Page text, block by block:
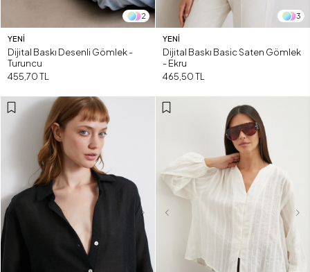
2
YENI
Dijital Baskı Desenli Gömlek -
Turuncu
455,70 TL
3
YENI
Dijital Baskı Basic Saten Gömlek
- Ekru
465,50 TL